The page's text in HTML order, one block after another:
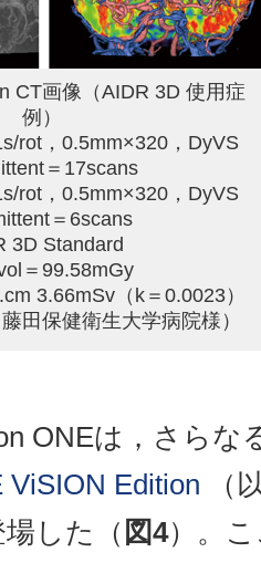
CT画像（AIDR 3D 使用症
例）
rot，0.5mm×320，DyVS
＝17scans
rot，0.5mm×320，DyVS
＝6scans
3D Standard
＝99.58mGy
3.66mSv（k＝0.0023）
田保健衛生大学病院様）
ONEは，さらな
ViSION Edition （
した（ 図4）。